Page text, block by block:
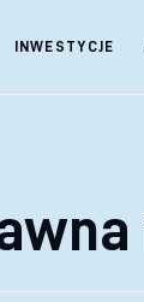
INWESTYCJE